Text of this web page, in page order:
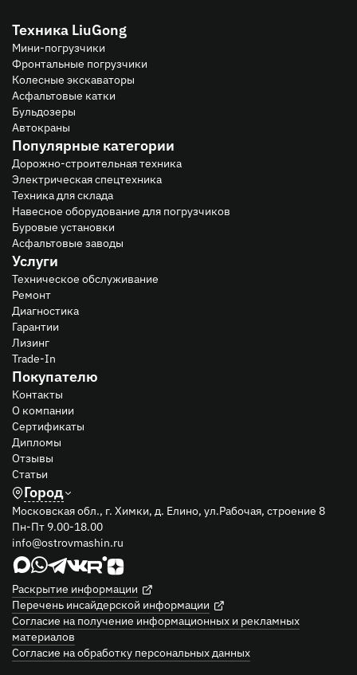
Техника LiuGong
Мини-погрузчики
Фронтальные погрузчики
Колесные экскаваторы
Асфальтовые катки
Бульдозеры
Автокраны
Популярные категории
Дорожно-строительная техника
Электрическая спецтехника
Техника для склада
Навесное оборудование для погрузчиков
Буровые установки
Асфальтовые заводы
Услуги
Техническое обслуживание
Ремонт
Диагностика
Гарантии
Лизинг
Trade-In
Покупателю
Контакты
О компании
Сертификаты
Дипломы
Отзывы
Статьи
Город
Московская обл., г. Химки, д. Елино, ул.Рабочая, строение 8
Пн-Пт 9.00-18.00
info@ostrovmashin.ru
Раскрытие информации
Перечень инсайдерской информации
Согласие на получение информационных и рекламных
материалов
Согласие на обработку персональных данных